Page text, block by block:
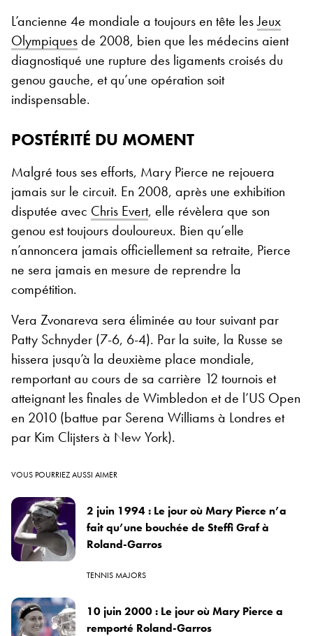
L’ancienne 4e mondiale a toujours en tête lesJeux
Olympiquesde 2008, bien que les médecins aient
diagnostiqué une rupture des ligaments croisés du
genou gauche, et qu’une opération soit
indispensable.
POSTÉRITÉ DU MOMENT
Malgré tous ses efforts, Mary Pierce ne rejouera
jamais sur le circuit. En 2008, après une exhibition
disputée avec Chris Evert, elle révèlera que son
genou est toujours douloureux. Bien qu’elle
n’annoncera jamais officiellement sa retraite, Pierce
ne sera jamais en mesure de reprendre la
compétition.
Vera Zvonareva sera éliminée au tour suivant par
Patty Schnyder (7-6, 6-4). Par la suite, la Russe se
hissera jusqu’à la deuxième place mondiale,
remportant au cours de sa carrière 12 tournois et
atteignant les finales de Wimbledon et de l’US Open
en 2010 (battue par Serena Williams à Londres et
par Kim Clijsters à New York).
VOUS POURRIEZ AUSSI AIMER
2 juin 1994 : Le jour où Mary Pierce n’a
fait qu’une bouchée de Steffi Graf à
Roland-Garros
TENNIS MAJORS
10 juin 2000 : Le jour où Mary Pierce a
remporté Roland-Garros